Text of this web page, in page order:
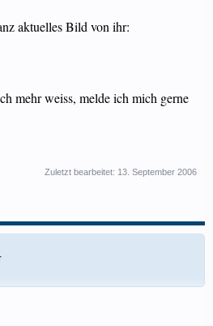
aktuelles Bild von ihr:
mehr weiss, melde ich mich gerne
Zuletzt bearbeitet: 13. September 2006